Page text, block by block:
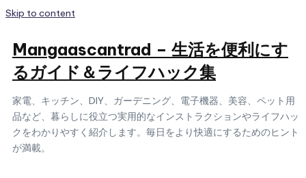
Skip to content
Mangaascantrad – 生活を便利にす
るガイド＆ライフハック集
家電、キッチン、DIY、ガーデニング、電子機器、美容、ペット用
品など、暮らしに役立つ実用的なインストラクションやライフハッ
クをわかりやすく紹介します。毎日をより快適にするためのヒント
が満載。